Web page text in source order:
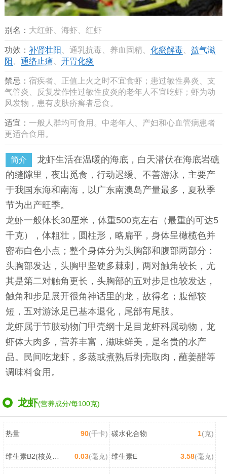
别名： 大红虾、海虾、红虾
功效： 补肾壮阳 、通乳抗毒、养血固精、 化瘀解毒、 益气滋
阳
通络止痛 开胃化痰
禁忌： 宿疾者、正值上火之时不宜食虾；患过敏性鼻炎、支
气管炎、反复发作性过敏性皮炎的老年人不宜吃虾；虾为动
风发物，患有皮肤疥癣者忌食。
适宜： 一般人群均可食用。中老年人、产妇和心血管病患者
更适合食用。
简介
龙虾生活在温暖的海底，白天潜伏在海底岩礁
的缝隙里，夜出觅食，行动迟缓、不善游泳，主要产
于我国东海和南海，以广东南澳岛产量最多，夏秋季
节为出产旺季。
龙虾一般体长30厘米，体重500克左右（最重的可达5
千克），体粗壮，圆柱形，略扁平，身体呈橄榄色并
密布白色小点；整个身体分为头胸部和腹部两部分：
头胸部发达，头胸甲坚硬多棘刺，两对触角较长，尤
其是第二对触角更长，头胸部的五对步足也较发达，
触角和步足展开很角神话里的龙，故得名；腹部较
短，五对游泳足已基本退化，尾部有尾肢。
龙虾属于节肢动物门甲壳纲十足目龙虾科属动物，龙
虾体大肉多，营养丰富，滋味鲜美，是名贵的水产
品。民间吃龙虾，多蒸或煮熟后剥壳取肉，蘸姜醋等
调味料食用。
龙虾(营养成分/每100克)
热量 90(千卡) 碳水化合物 1(克)
维生素B2(核黄素) 0.03(毫克) 维生素E 3.58(毫克)